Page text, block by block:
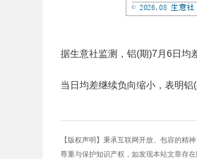
据生意社监测，铝(期)7月6日均
当日均差继续负向缩小，表明铝(
【版权声明】秉承互联网开放、包容的精
尊重与保护知识产权，如发现本站文章存